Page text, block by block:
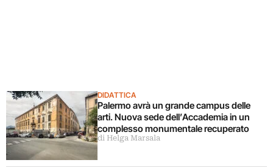
DIDATTICA
Palermo avrà un grande campus delle
arti. Nuova sede dell’Accademia in un
complesso monumentale recuperato
di Helga Marsala